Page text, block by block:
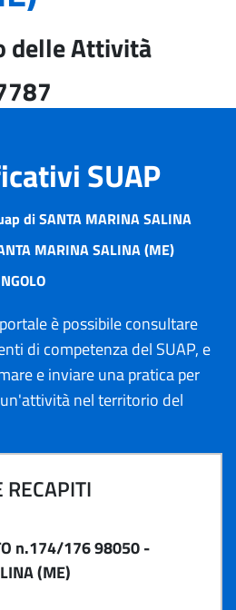
delle Attività
SUAP
di SANTA MARINA SALINA
MARINA SALINA (ME)
è possibile consultare
di competenza del SUAP, e
e inviare una pratica per
nel territorio del
n.174/176 98050 -
(ME)